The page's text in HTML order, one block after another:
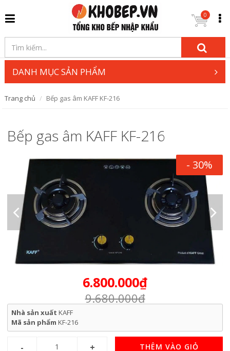
0
DANH MỤC SẢN PHẨM
Trang chủ Bếp gas âm KAFF KF-216
Bếp gas âm KAFF KF-216
- 30%
6.800.000₫
9.680.000₫
Nhà sản xuất KAFF
Mã sản phẩm KF-216
THÊM VÀO GIỎ